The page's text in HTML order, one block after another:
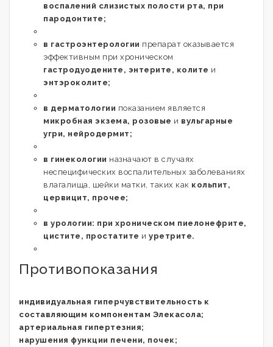
воспалений слизистых полости рта, при
пародонтите;
в гастроэнтерологии препарат оказывается
эффективным при хроническом
гастродуодените, энтерите, колите и
энтэроколите;
в дерматологии показанием является
микробная экзема, розовые и вульгарные
угри, нейродермит;
в гинекологии назначают в случаях
неспецифических воспалительных заболеваниях
влагалища, шейки матки, таких как кольпит,
цервицит, прочее;
в урологии: при хроническом пиелонефрите,
цистите, простатите и уретрите.
Противопоказания
индивидуальная гиперчувствительность к
составляющим компонентам Элекасола;
артериальная гипертезния;
нарушения функции печени, почек;